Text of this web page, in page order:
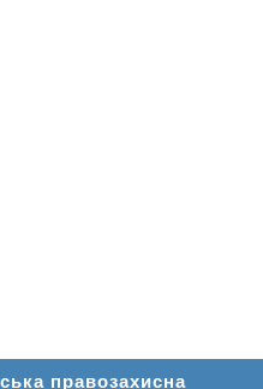
правозахисна